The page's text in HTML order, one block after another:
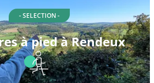
- SELECTION -
à pied à Rendeux